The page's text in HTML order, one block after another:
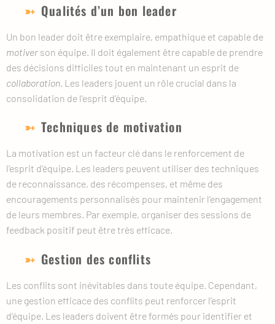
Qualités d’un bon leader
Un bon leader doit être exemplaire, empathique et capable de
motiver son équipe. Il doit également être capable de prendre
des décisions difficiles tout en maintenant un esprit de
collaboration. Les leaders jouent un rôle crucial dans la
consolidation de l’esprit d’équipe.
Techniques de motivation
La motivation est un facteur clé dans le renforcement de
l’esprit d’équipe. Les leaders peuvent utiliser des techniques
de reconnaissance, des récompenses, et même des
encouragements personnalisés pour maintenir l’engagement
de leurs membres. Par exemple, organiser des sessions de
feedback positif peut être très efficace.
Gestion des conflits
Les conflits sont inévitables dans toute équipe. Cependant,
une gestion efficace des conflits peut renforcer l’esprit
d’équipe. Les leaders doivent être formés pour identifier et